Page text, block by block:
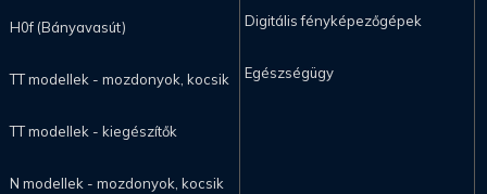
H0f (Bányavasút)
TT modellek - mozdonyok, kocsik
TT modellek - kiegészítők
N modellek - mozdonyok, kocsik
Digitális fényképezőgépek
Egészségügy